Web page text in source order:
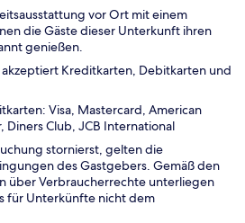
vor Ort mit einem
die Gäste dieser Unterkunft ihren
genießen.
Kreditkarten, Debitkarten und
Visa, Mastercard, American
Diners Club, JCB International
stornierst, gelten die
des Gastgebers. Gemäß den
über Verbraucherrechte unterliegen
für Unterkünfte nicht dem